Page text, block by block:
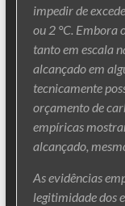
impedir de
ou 2 °C. Embora
tanto em escala
alcançado em
tecnicamente
orçamento de
empíricas
alcançado,
As evidências
legitimidade dos